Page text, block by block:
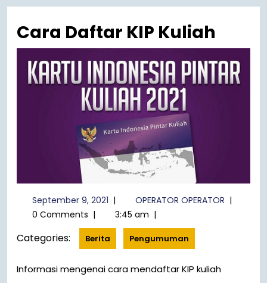
Menu
Cara Daftar KIP Kuliah
September 9, 2021September
| OPERATOR OPERATOR OPERATOR
|
0 Comments | 3:45 am |
Categories: Berita Pengumuman
Informasi mengenai cara mendaftar KIP kuliah